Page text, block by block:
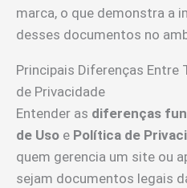
marca, o que demonstra a
desses documentos no
Principais Diferenças Entre
de Privacidade
Entender as diferenças
de Uso e Política de
quem gerencia um site ou
sejam documentos legais